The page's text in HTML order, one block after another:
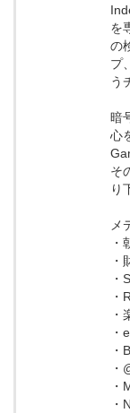
を
の
プ
う
暗
心
そ
り
メ
・
・
・
・
・
・
・
・
・
・